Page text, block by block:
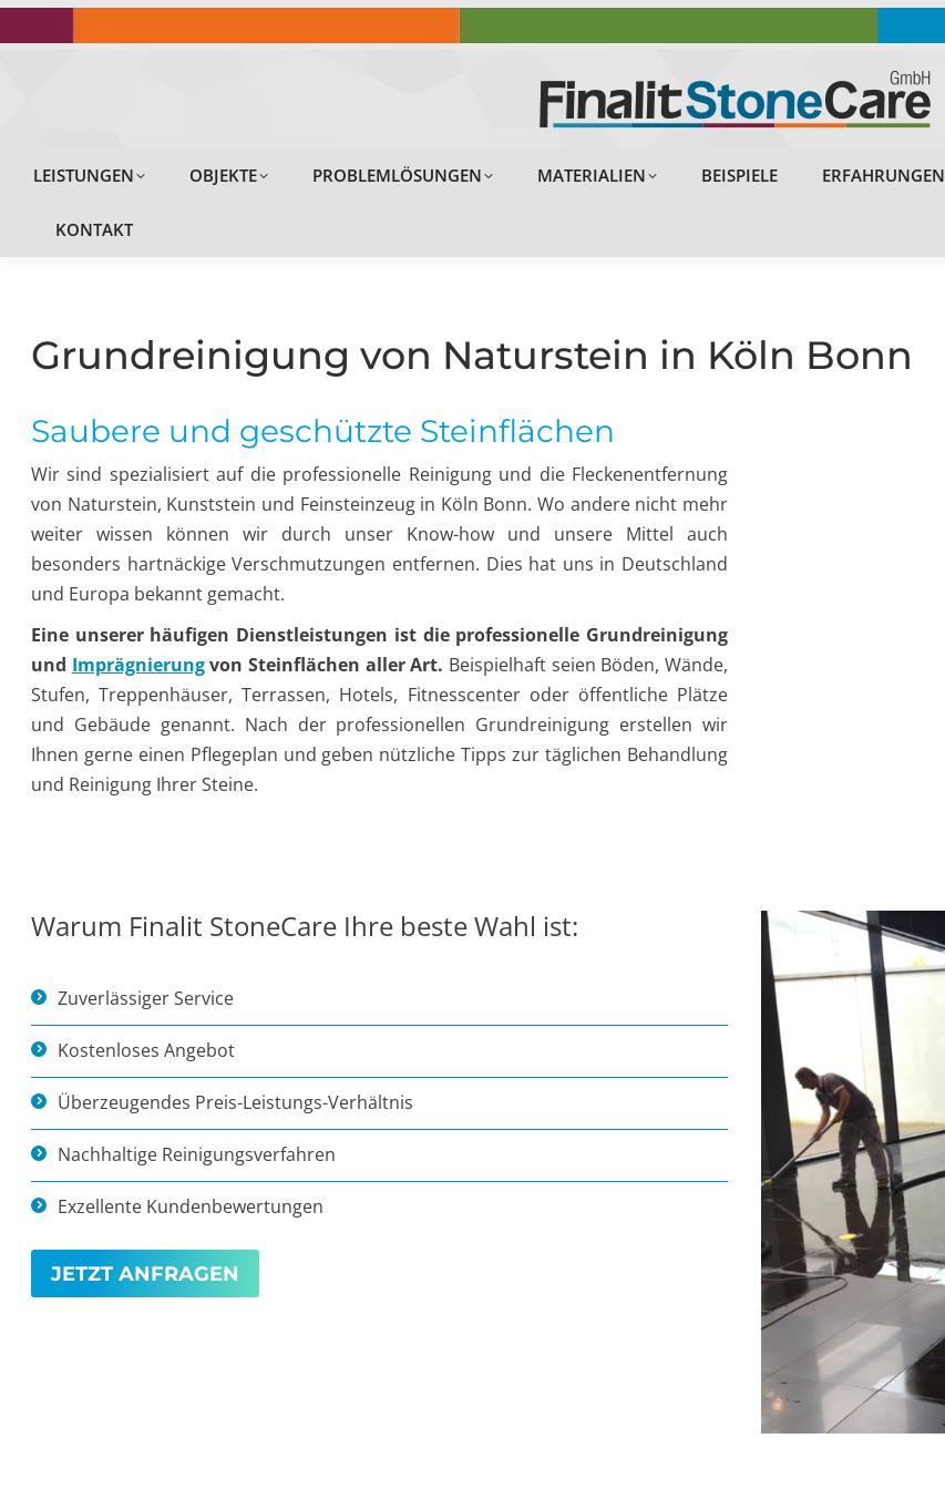
LEISTUNGEN OBJEKTE PROBLEMLÖSUNGEN MATERIALIEN BEISPIELE ERFAHRUNGEN
KONTAKT
Grundreinigung von Naturstein in Köln Bonn
Saubere und geschützte Steinflächen
Wir sind spezialisiert auf die professionelle Reinigung und die Fleckenentfernung
von Naturstein, Kunststein und Feinsteinzeug in Köln Bonn. Wo andere nicht mehr
weiter wissen können wir durch unser Know-how und unsere Mittel auch
besonders hartnäckige Verschmutzungen entfernen. Dies hat uns in Deutschland
und Europa bekannt gemacht.
Eine unserer häufigen Dienstleistungen ist die professionelle Grundreinigung
und Imprägnierungvon Steinflächen aller Art. Beispielhaft seien Böden, Wände,
Stufen, Treppenhäuser, Terrassen, Hotels, Fitnesscenter oder öffentliche Plätze
und Gebäude genannt. Nach der professionellen Grundreinigung erstellen wir
Ihnen gerne einen Pflegeplan und geben nützliche Tipps zur täglichen Behandlung
und Reinigung Ihrer Steine.
Warum Finalit StoneCare Ihre beste Wahl ist:
Zuverlässiger Service
Kostenloses Angebot
Überzeugendes Preis-Leistungs-Verhältnis
Nachhaltige Reinigungsverfahren
Exzellente Kundenbewertungen
JETZT ANFRAGEN